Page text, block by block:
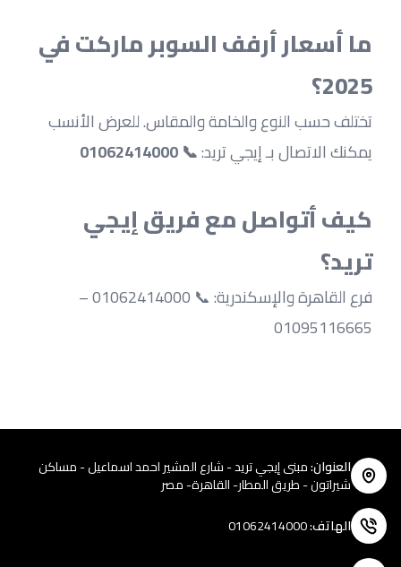
2025؟
يمكنك الاتصال بـ إيجي تريد: 📞 01062414000
تريد؟
01095116665
العنوان:مبنى إيجي تريد - شارع المشير احمد اسماعيل - مساكن
شيراتون - طريق المطار- القاهرة- مصر
الهاتف:
01062414000